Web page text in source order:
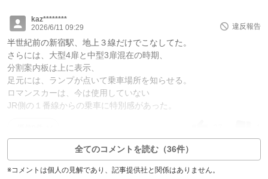
kaz********
2026/6/11 09:29
違反報告
半世紀前の新宿駅、地上３線だけでこなしてた。
さらには、大型4扉と中型3扉混在の時期、
分割案内板は上に表示、
足元には、ランプが点いて乗車場所を知らせる。
ロマンスカーは、今は使用していない
JR側の１番線からの乗車に特別感があった。
全てのコメントを読む（36件）
※コメントは個人の見解であり、記事提供社と関係はありません。